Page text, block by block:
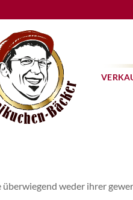
weder ihrer